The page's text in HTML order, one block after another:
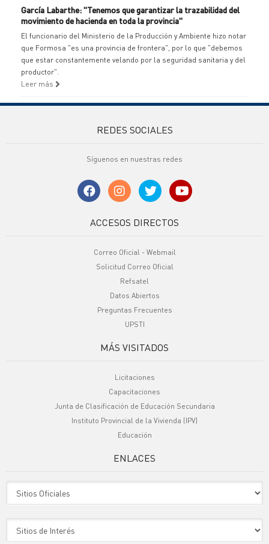
García Labarthe: "Tenemos que garantizar la trazabilidad del
movimiento de hacienda en toda la provincia"
El funcionario del Ministerio de la Producción y Ambiente hizo notar
que Formosa "es una provincia de frontera", por lo que "debemos
que estar constantemente velando por la seguridad sanitaria y del
productor".
Leer más
REDES SOCIALES
Síguenos en nuestras redes
ACCESOS DIRECTOS
Correo Oficial - Webmail
Solicitud Correo Oficial
Refsatel
Datos Abiertos
Preguntas Frecuentes
UPSTI
MÁS VISITADOS
Licitaciones
Capacitaciones
Junta de Clasificación de Educación Secundaria
Instituto Provincial de la Vivienda (IPV)
Educación
ENLACES